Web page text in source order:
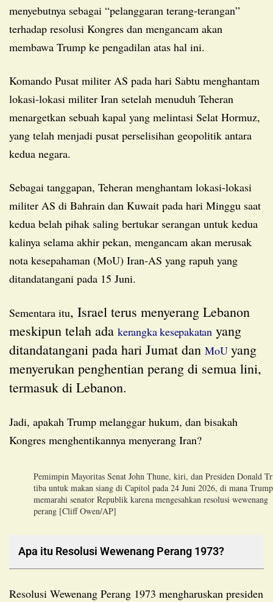
menyebutnya sebagai “pelanggaran terang-terangan”
terhadap resolusi Kongres dan mengancam akan
membawa Trump ke pengadilan atas hal ini.
Komando Pusat militer AS pada hari Sabtu menghantam
lokasi-lokasi militer Iran setelah menuduh Teheran
menargetkan sebuah kapal yang melintasi Selat Hormuz,
yang telah menjadi pusat perselisihan geopolitik antara
kedua negara.
Sebagai tanggapan, Teheran menghantam lokasi-lokasi
militer AS di Bahrain dan Kuwait pada hari Minggu saat
kedua belah pihak saling bertukar serangan untuk kedua
kalinya selama akhir pekan, mengancam akan merusak
nota kesepahaman (MoU) Iran-AS yang rapuh yang
ditandatangani pada 15 Juni.
Sementara itu, Israel terus menyerang Lebanon
meskipun telah ada kerangka kesepakatan yang
ditandatangani pada hari Jumat dan MoUyang
menyerukan penghentian perang di semua lini,
termasuk di Lebanon.
Jadi, apakah Trump melanggar hukum, dan bisakah
Kongres menghentikannya menyerang Iran?
Pemimpin Mayoritas Senat John Thune, kiri, dan Presiden Donald
tiba untuk makan siang di Capitol pada 24 Juni 2026, di mana Trump
memarahi senator Republik karena mengesahkan resolusi wewenang
perang [Cliff Owen/AP]
Apa itu Resolusi Wewenang Perang 1973?
Resolusi Wewenang Perang 1973 mengharuskan presiden